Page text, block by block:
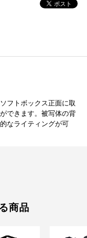
フトボックス正面に取
できます。被写体の背
なライティングが可
商品